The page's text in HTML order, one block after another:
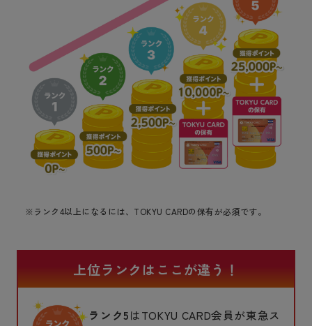
※ランク4以上になるには、TOKYU CARDの保有が必須です。
上位ランクはここが違う！
ランク5はTOKYU CARD会員が東急ス